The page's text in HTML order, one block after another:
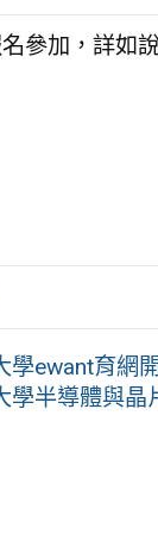
參加，詳如
學ewant育網
學半導體與晶